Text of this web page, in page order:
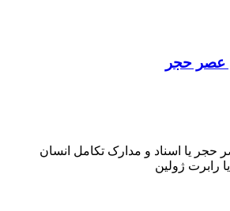
عصر حجر
یا اسناد و مدارک تکامل انسان
رابرت ژولین